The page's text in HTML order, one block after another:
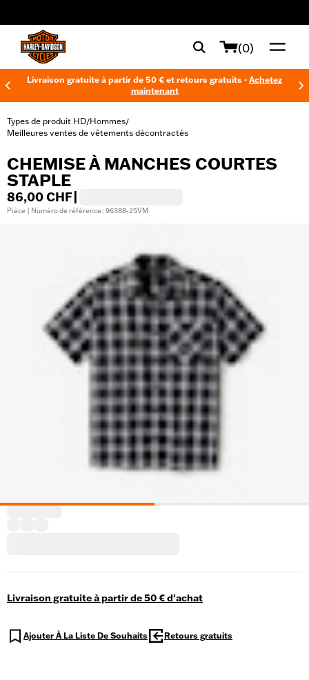
(0)
Livraison gratuite à partir de 50 € et retours gratuits - Achetez
maintenant
Types de produit HD/Hommes/
Meilleures ventes de vêtements décontractés
CHEMISE À MANCHES COURTES
STAPLE
86,00 CHF
Pièce | Numéro de référence : 96388-25VM
Livraison gratuite à partir de 50 € d'achat
Ajouter À La Liste De Souhaits Retours gratuits